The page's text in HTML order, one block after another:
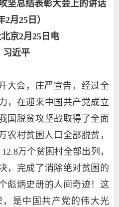
坚总结表彰大会上的讲话
2月25日）
京2月25日电
习近平
大会，庄严宣告，经过全
，在迎来中国共产党成立
国脱贫攻坚战取得了全面
农村贫困人口全部脱贫，
万个贫困村全部出列，
，完成了消除绝对贫困的
彪炳史册的人间奇迹！这
是中国共产党的伟大光